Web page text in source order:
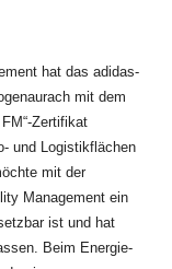
hat das adidas-
mit dem
Zertifikat
und Logistikflächen
mit der
Management ein
ist und hat
Beim Energie-